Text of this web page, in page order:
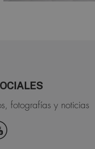
fotografías y noticias